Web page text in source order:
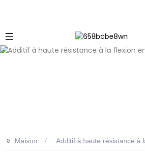
>> Maison Additif à haute résistance à